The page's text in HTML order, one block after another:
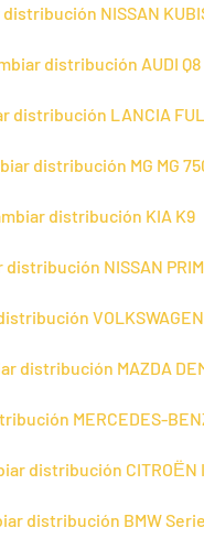
NISSAN
distribución AUDI Q8
distribución LANCIA
distribución MG MG
distribución KIA K9
distribución NISSAN
VOLKSWAGEN
distribución MAZDA
MERCEDES-
distribución CITROЁN
distribución BMW